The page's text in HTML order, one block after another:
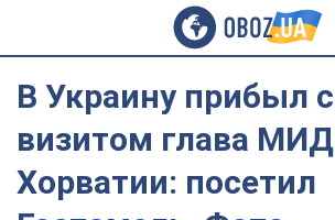
В Украину прибыл с
визитом глава МИД
Хорватии: посетил